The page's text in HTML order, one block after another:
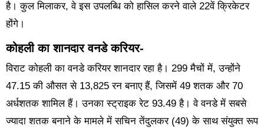
है। कुल मिलाकर, वे इस उपलब्धि को हासिल करने वाले 22वें क्रिकेटर
होंगे।
कोहली का शानदार वनडे करियर-
विराट कोहली का वनडे करियर शानदार रहा है। 299 मैचों में, उन्होंने
47.15 की औसत से 13,825 रन बनाए हैं, जिसमें 49 शतक और 70
अर्धशतक शामिल हैं। उनका स्ट्राइक रेट 93.49 है। वे वनडे में सबसे
ज्यादा शतक बनाने के मामले में सचिन तेंदुलकर (49) के साथ संयुक्त रूप